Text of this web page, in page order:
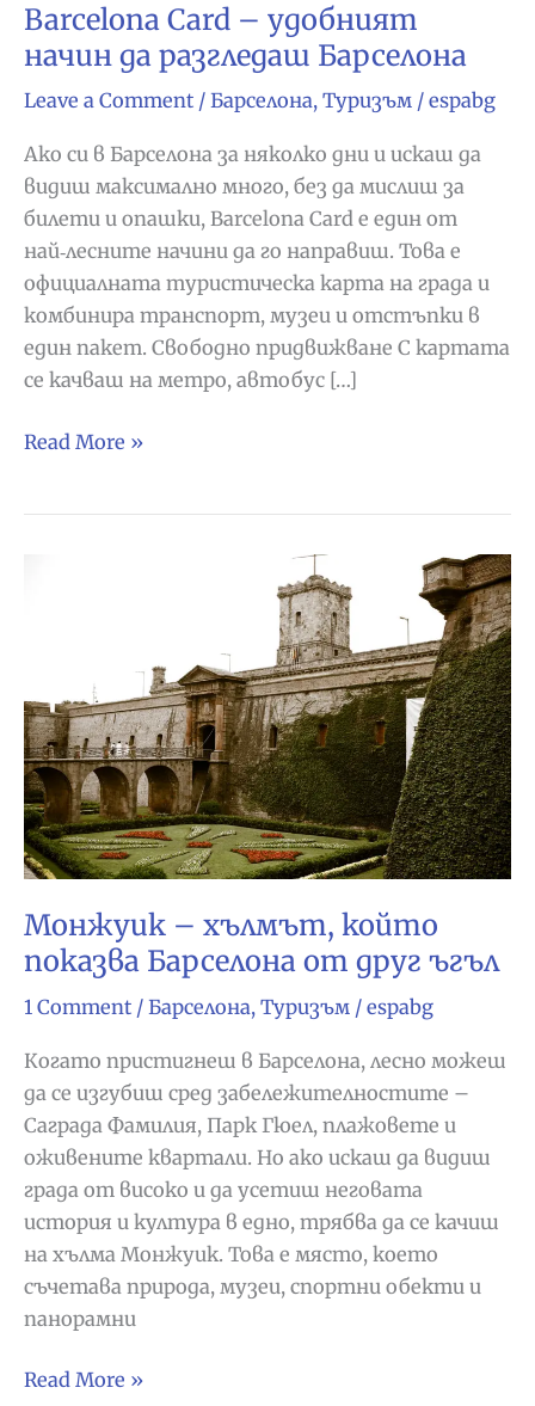
Barcelona Card – удобният
начин да разгледаш Барселона
Leave a Comment / Барселона, Туризъм / espabg
Ако си в Барселона за няколко дни и искаш да
видиш максимално много, без да мислиш за
билети и опашки, Barcelona Card е един от
най‑лесните начини да го направиш. Това е
официалната туристическа карта на града и
комбинира транспорт, музеи и отстъпки в
един пакет. Свободно придвижване С картата
се качваш на метро, автобус […]
Barcelona
Read More »
Монжуик – хълмът, който
показва Барселона от друг ъгъл
1 Comment / Барселона, Туризъм / espabg
Когато пристигнеш в Барселона, лесно можеш
да се изгубиш сред забележителностите –
Саграда Фамилия, Парк Гюел, плажовете и
оживените квартали. Но ако искаш да видиш
града от високо и да усетиш неговата
история и култура в едно, трябва да се качиш
на хълма Монжуик. Това е място, което
съчетава природа, музеи, спортни обекти и
панорамни
Монжуик
Read More »